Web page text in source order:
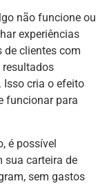
não funcione ou
experiências
de clientes com
Isso cria o efeito
funcionar para
é possível
sua carteira de
sem gastos